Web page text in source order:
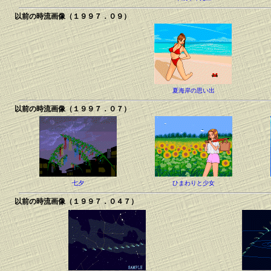
以前の時流画像（１９９７．０９）
夏海岸の思い出
以前の時流画像（１９９７．０７）
七夕 ひまわりと少女
以前の時流画像（１９９７．０４７）